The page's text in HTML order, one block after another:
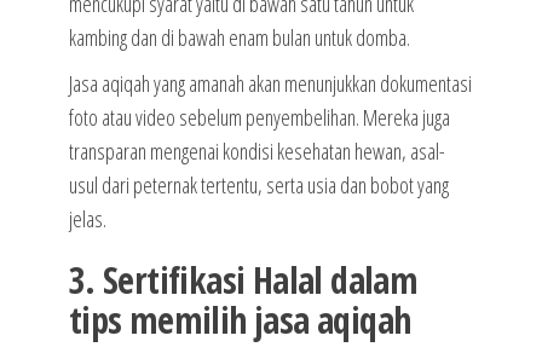
kambing dan di bawah enam bulan untuk domba.
Jasa aqiqah yang amanah akan menunjukkan dokumentasi
foto atau video sebelum penyembelihan. Mereka juga
transparan mengenai kondisi kesehatan hewan, asal-
usul dari peternak tertentu, serta usia dan bobot yang
jelas.
3. Sertifikasi Halal dalam
tips memilih jasa aqiqah